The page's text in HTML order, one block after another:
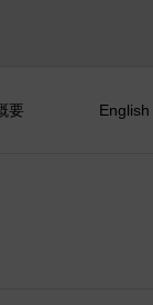
要 English